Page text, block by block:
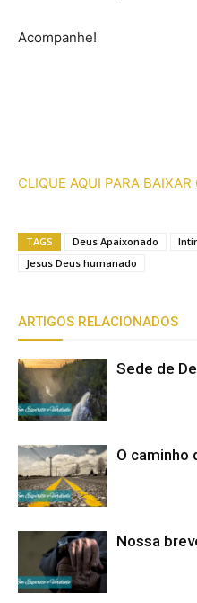
Acompanhe!
CLIQUE AQUI PARA BAIXAR
TAGS Deus Apaixonado
Jesus Deus humanado
ARTIGOS RELACIONADOS
Sede de
O caminho
Nossa